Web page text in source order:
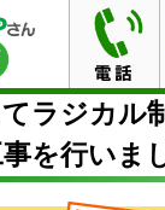
原市下永吉にて
いました
ラジカル
を行いま